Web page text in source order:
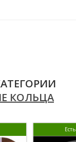
КОЛЬЦА